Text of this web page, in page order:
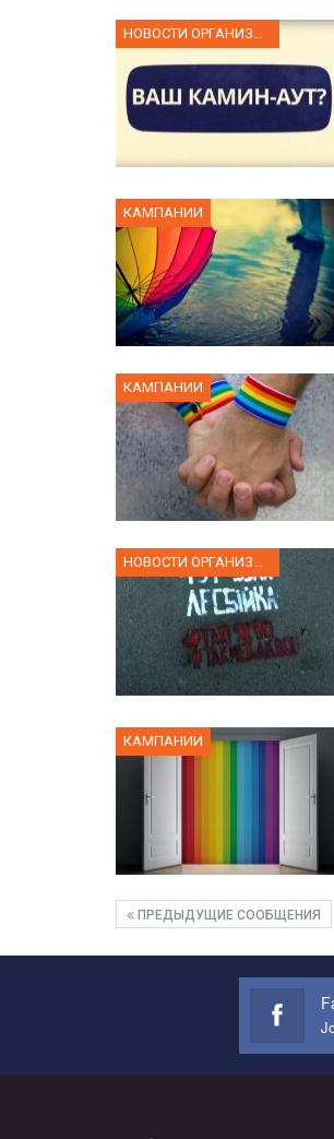
НОВОСТИ ОРГАНИЗАЦИИ
КАМПАНИИ
КАМПАНИИ
НОВОСТИ ОРГАНИЗАЦИИ
КАМПАНИИ
ПРЕДЫДУЩИЕ СООБЩЕНИЯ